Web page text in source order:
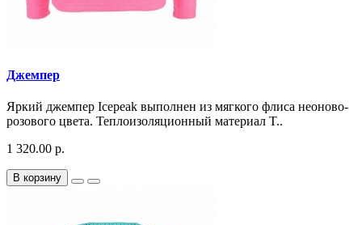
Джемпер
Яркий джемпер Icepeak выполнен из мягкого флиса неоново-
розового цвета. Теплоизоляционный материал T..
1 320.00 р.
В корзину